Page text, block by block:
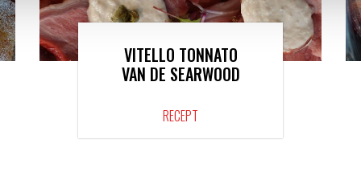
VITELLO TONNATO
VAN DE SEARWOOD
RECEPT